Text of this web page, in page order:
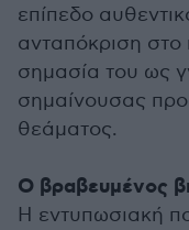
επίπεδο
ανταπόκριση στο
σημασία του ως
σημαίνουσας
θεάματος.
Ο βραβευμένος
Η εντυπωσιακή